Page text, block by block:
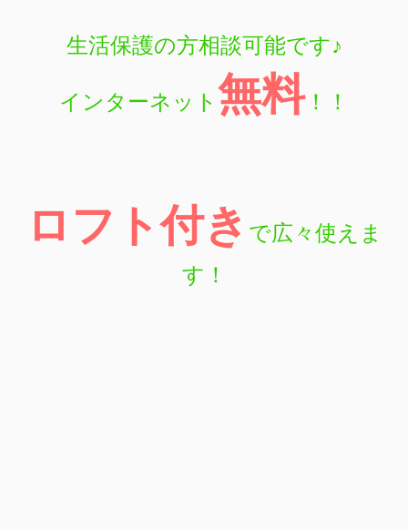
生活保護の方相談可能です♪
インターネット 無料！！
ロフト付き で広々使えま
す！